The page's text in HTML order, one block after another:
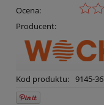
Ocena:
Producent:
Kod produktu: 9145-